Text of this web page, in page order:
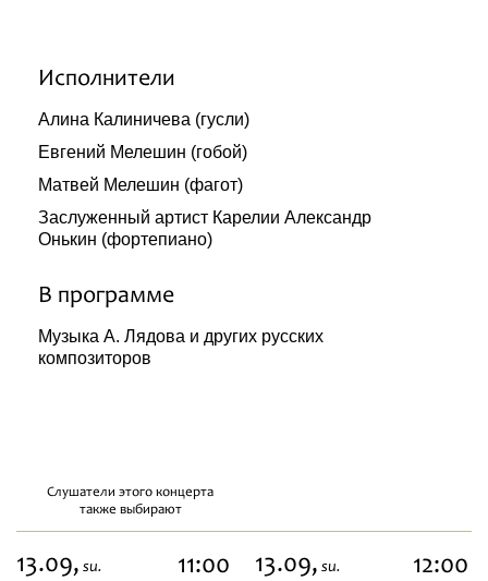
Исполнители
Алина Калиничева (гусли)
Евгений Мелешин (гобой)
Матвей Мелешин (фагот)
Заслуженный артист Карелии Александр
Онькин (фортепиано)
В программе
Музыка А. Лядова и других русских
композиторов
Слушатели этого концерта
также выбирают
13.09, su. 11:00 13.09, su. 12:00